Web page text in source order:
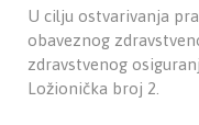
U cilju ostvarivanja
obaveznog
zdravstvenog
Ložionička broj 2.